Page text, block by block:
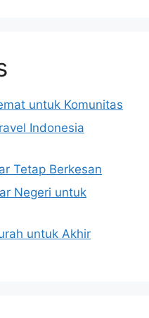
untuk Komunitas
Indonesia
Tetap Berkesan
Negeri untuk
untuk Akhir